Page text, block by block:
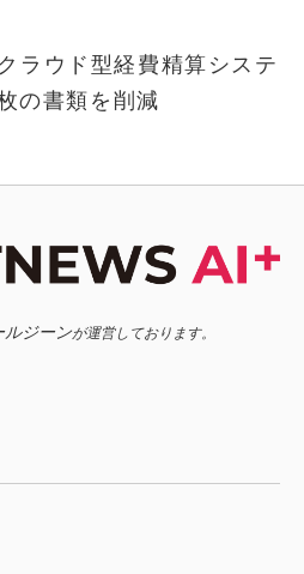
ラウド型経費精算システ
の書類を削減
ルジーンが運営しております。